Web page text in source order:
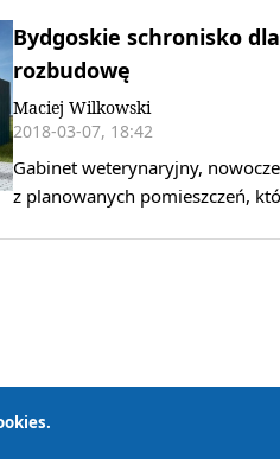
Bydgoskie schronisko
rozbudowę
Maciej Wilkowski
2018-03-07, 18:42
Gabinet weterynaryjny,
z planowanych pomieszczeń,